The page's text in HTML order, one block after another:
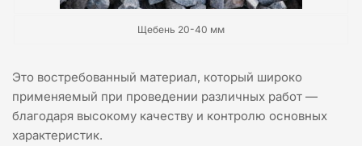
Щебень 20-40 мм
Это востребованный материал, который широко
применяемый при проведении различных работ —
благодаря высокому качеству и контролю основных
характеристик.